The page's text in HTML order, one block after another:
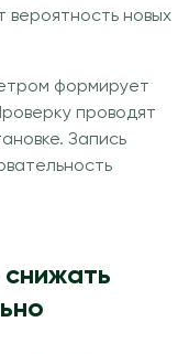
новых
формирует
проводят
Запись